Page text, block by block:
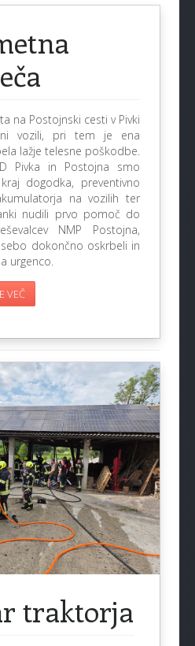
na Postojnski cesti v Pivki
vozili, pri tem je ena
lažje telesne poškodbe.
Pivka in Postojna smo
dogodka, preventivno
na vozilih ter
nudili prvo pomoč do
NMP Postojna,
dokončno oskrbeli in
urgenco.
VEČ
traktorja